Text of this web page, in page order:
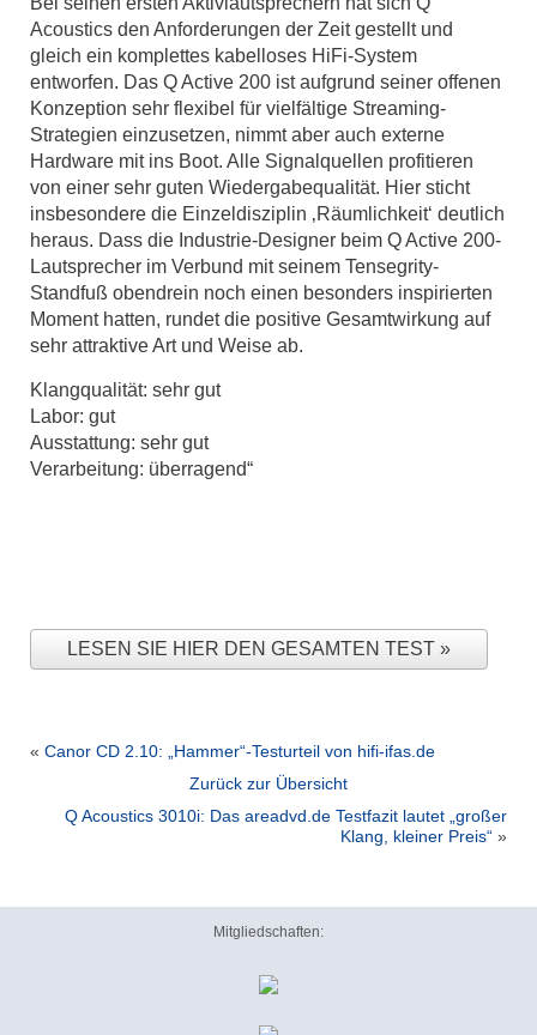
Acoustics den Anforderungen der Zeit gestellt und
gleich ein komplettes kabelloses HiFi-System
entworfen. Das Q Active 200 ist aufgrund seiner offenen
Konzeption sehr flexibel für vielfältige Streaming-
Strategien einzusetzen, nimmt aber auch externe
Hardware mit ins Boot. Alle Signalquellen profitieren
von einer sehr guten Wiedergabequalität. Hier sticht
insbesondere die Einzeldisziplin ‚Räumlichkeit‘ deutlich
heraus. Dass die Industrie-Designer beim Q Active 200-
Lautsprecher im Verbund mit seinem Tensegrity-
Standfuß obendrein noch einen besonders inspirierten
Moment hatten, rundet die positive Gesamtwirkung auf
sehr attraktive Art und Weise ab.
Klangqualität: sehr gut
Labor: gut
Ausstattung: sehr gut
Verarbeitung: überragend“
LESEN SIE HIER DEN GESAMTEN TEST
« Canor CD 2.10: „Hammer“-Testurteil von hifi-ifas.de
Zurück zur Übersicht
Q Acoustics 3010i: Das areadvd.de Testfazit lautet „großer
Klang, kleiner Preis“ »
Mitgliedschaften: